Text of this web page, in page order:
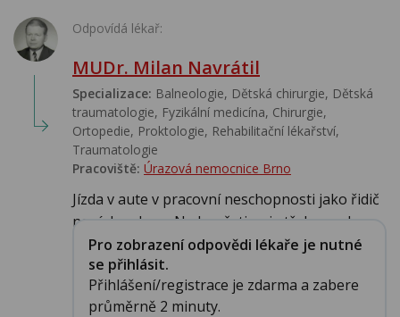
Odpovídá lékař:
MUDr. Milan Navrátil
Specializace: Balneologie, Dětská chirurgie, Dětská
traumatologie, Fyzikální medicína, Chirurgie,
Ortopedie, Proktologie, Rehabilitační lékařství‎,
Traumatologie
Pracoviště: Úrazová nemocnice Brno
Jízda v aute v pracovní neschopnosti jako řidič
není dovolena, Na končetinu je třeba zvolna ...
Pro zobrazení odpovědi lékaře je nutné
se přihlásit.
Přihlášení/registrace je zdarma a zabere
průměrně 2 minuty.